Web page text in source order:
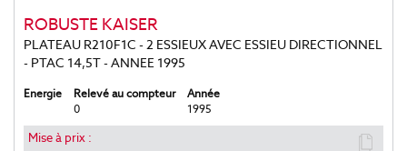
ROBUSTE KAISER
PLATEAU R210F1C - 2 ESSIEUX AVEC ESSIEU DIRECTIONNEL
- PTAC 14,5T - ANNEE 1995
Energie
Relevé au compteur
0
Année
1995
Mise à prix :